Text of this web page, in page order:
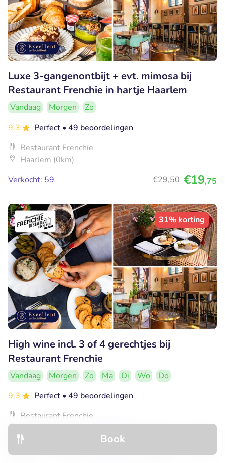
Book
Luxe 3-gangenontbijt + evt. mimosa bij
Restaurant Frenchie in hartje Haarlem
Vandaag Morgen
Zo
9.3
Perfect • 49 beoordelingen
Restaurant Frenchie
Haarlem (0km)
Verkocht: 59
€29,50 €19,75
31% korting
High wine incl. 3 of 4 gerechtjes bij
Restaurant Frenchie
Vandaag Morgen Zo Ma Di Wo
Do
9.3
Perfect • 49 beoordelingen
Restaurant Frenchie
Haarlem (0km)
Verkocht: 37